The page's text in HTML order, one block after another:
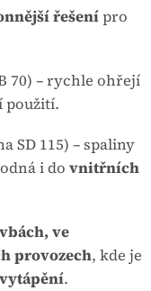
řešenípro
70) – rychle ohřejí
použití.
SD 115) – spaliny
i do vnitřních
ve
provozech, kde je
.